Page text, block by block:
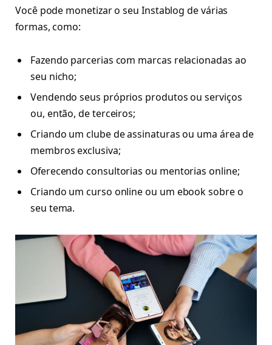
Você pode monetizar o seu Instablog de várias
formas, como:
Fazendo parcerias com marcas relacionadas ao
seu nicho;
Vendendo seus próprios produtos ou serviços
ou, então, de terceiros;
Criando um clube de assinaturas ou uma área de
membros exclusiva;
Oferecendo consultorias ou mentorias online;
Criando um curso online ou um ebook sobre o
seu tema.